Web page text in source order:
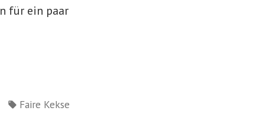
für ein paar
Schlagwörter:
Faire Kekse